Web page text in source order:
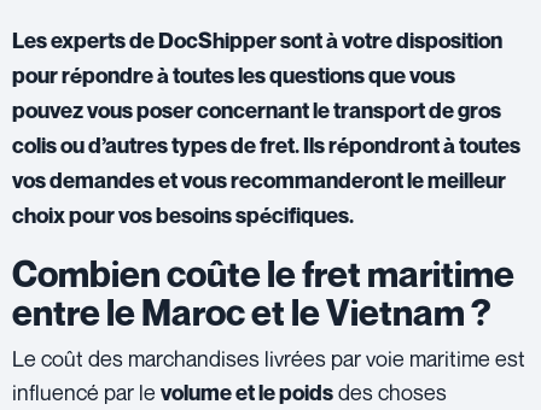
Les experts de DocShippersont à votre disposition
pour répondre à toutes les questions que vous
pouvez vous poser concernant le transport de gros
colis ou d’autres types de fret. Ils répondront à toutes
vos demandes et vous recommanderont le meilleur
choix pour vos besoins spécifiques.
Combien coûte le fret maritime
entre le Maroc et le Vietnam ?
Le coût des marchandises livrées par voie maritime est
influencé par le volume et le poidsdes choses